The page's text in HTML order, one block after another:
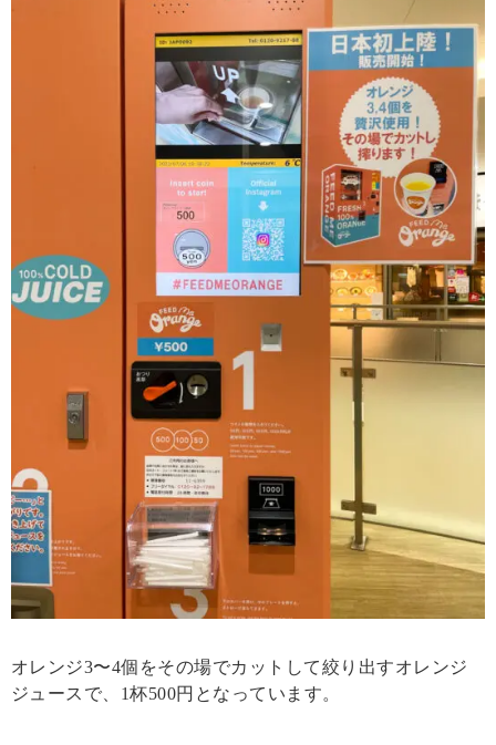
オレンジ3〜4個をその場でカットして絞り出すオレンジ
ジュースで、1杯500円となっています。